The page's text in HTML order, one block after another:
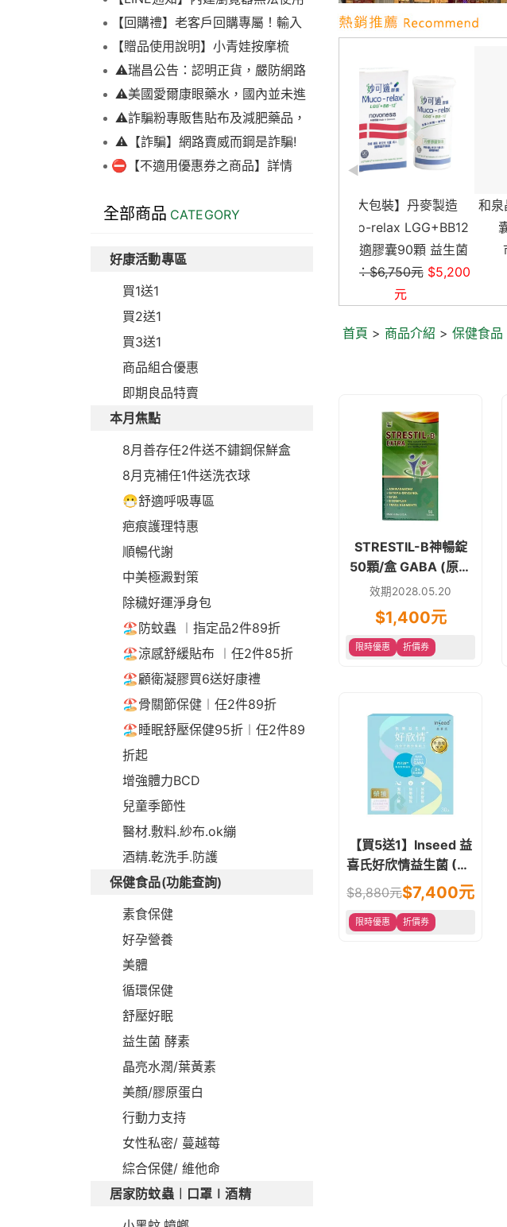
下拉選單
【回購禮】老客戶回購專屬！輸入
折扣碼現折$100
【贈品使用說明】小青娃按摩梳
⚠️瑞昌公告：認明正貨，嚴防網路
詐騙⚠️美國愛爾康眼藥水，國內並未進
口販售
⚠️詐騙粉專販售貼布及減肥藥品，
請勿上當，請查明來源! 非瑞昌藥局
販售!
⚠️【詐騙】網路賣威而鋼是詐騙!
⛔【不適用優惠券之商品】詳情
全部商品 CATEGORY
好康活動專區
買1送1
買2送1
買3送1
商品組合優惠
即期良品特賣
本月焦點
8月善存任2件送不鏽鋼保鮮盒
8月克補任1件送洗衣球
😷舒適呼吸專區
疤痕護理特惠
順暢代謝
中美極澱對策
除穢好運淨身包
🏖️防蚊蟲 ︱指定品2件89折
🏖️涼感舒緩貼布 ︱任2件85折
🏖️顧衛凝膠買6送好康禮
🏖️骨關節保健︱任2件89折
🏖️睡眠舒壓保健95折︱任2件89
折起
增強體力BCD
兒童季節性
醫材.敷料.紗布.ok繃
酒精.乾洗手.防護
保健食品(功能查詢)
素食保健
好孕營養
美體
循環保健
舒壓好眠
益生菌 酵素
晶亮水潤/葉黃素
美顏/膠原蛋白
行動力支持
女性私密/ 蔓越莓
綜合保健/ 維他命
居家防蚊蟲︱口罩∣酒精
和泉晶萃葉黃素複方軟膠
囊升級版 60顆/盒
市價：$1,300元
首頁 > 商品介紹 > 保健食品
STRESTIL-B神暢錠
50顆/盒 GABA (原名
為: 樂神清 )
效期2028.05.20
$1,400元
限時優惠 折價券
【買5送1】Inseed 益
喜氏好欣情益生菌 (30
包/盒)｜PS128快樂益
生菌+GABA 幫助入睡
考前舒壓首選
$8,880元$7,400元
限時優惠 折價券